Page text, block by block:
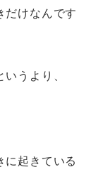
だけなんです
うより、
に起きている